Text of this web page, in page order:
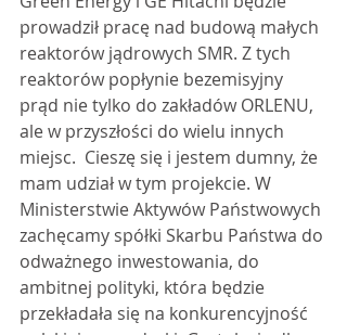
prowadził pracę nad budową małych
reaktorów jądrowych SMR. Z tych
reaktorów popłynie bezemisyjny
prąd nie tylko do zakładów ORLENU,
ale w przyszłości do wielu innych
miejsc.  Cieszę się i jestem dumny, że
mam udział w tym projekcie. W
Ministerstwie Aktywów Państwowych
zachęcamy spółki Skarbu Państwa do
odważnego inwestowania, do
ambitnej polityki, która będzie
przekładała się na konkurencyjność